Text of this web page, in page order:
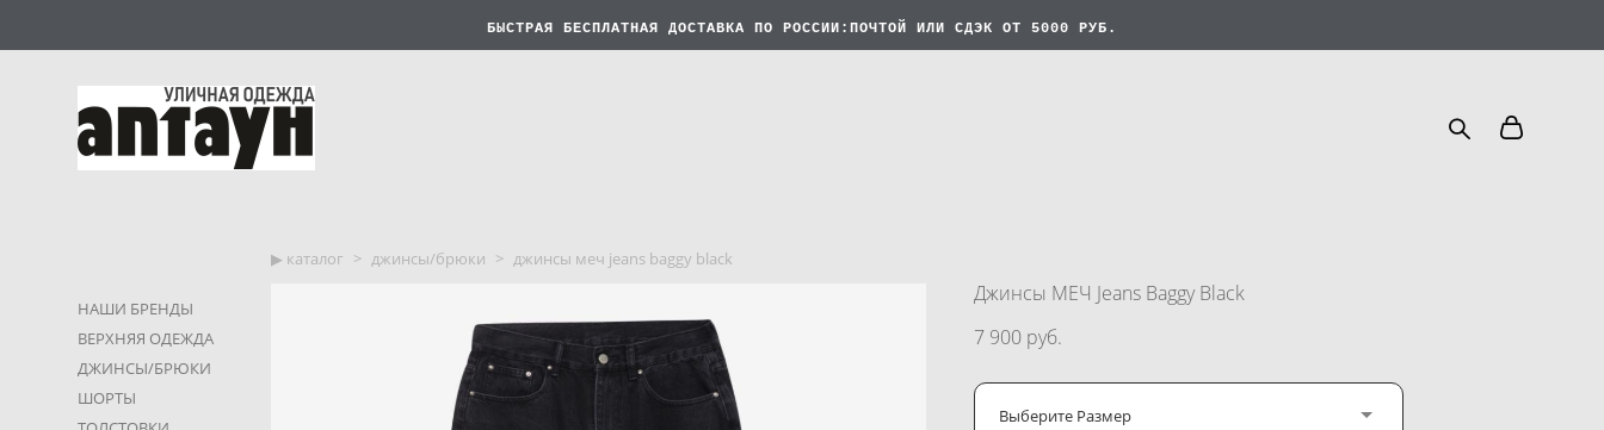
БЫСТРАЯ БЕСПЛАТНАЯ ДОСТАВКА ПО РОССИИ:ПОЧТОЙ ИЛИ СДЭК ОТ 5000 РУБ.
НАШИ БРЕНДЫ
ВЕРХНЯЯ ОДЕЖДА
ДЖИНСЫ/БРЮКИ
ШОРТЫ
▶︎ каталог > джинсы/брюки > джинсы меч jeans baggy black
Джинсы МЕЧ Jeans Baggy Black
7 900 pуб.
Выберите Размер